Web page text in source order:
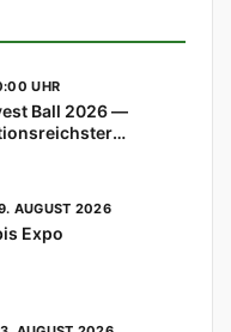
UHR
Ball 2026 —
AUGUST 2026
Expo